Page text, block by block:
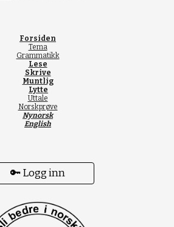
Forsiden
Tema
Grammatikk
Lese
Skrive
Muntlig
Lytte
Uttale
Norskprøve
Nynorsk
English
🔑 Logg inn